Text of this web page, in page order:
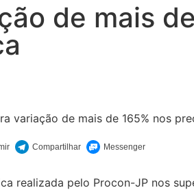
de mais
realizada pelo Procon-JP nos